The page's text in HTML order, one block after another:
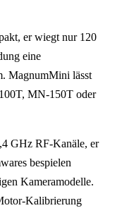
er wiegt nur 120
eine
MagnumMini lässt
MN-150T oder
GHz RF-Kanäle, er
bespielen
Kameramodelle.
Kalibrierung